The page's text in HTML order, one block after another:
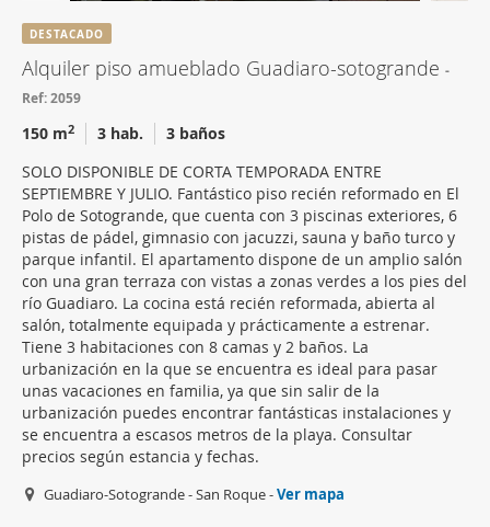
DESTACADO
Alquiler piso amueblado Guadiaro-sotogrande
Ref: 2059
150 m2 3 hab.
3 baños
SOLO DISPONIBLE DE CORTA TEMPORADA ENTRE
SEPTIEMBRE Y JULIO. Fantástico piso recién reformado en El
Polo de Sotogrande, que cuenta con 3 piscinas exteriores, 6
pistas de pádel, gimnasio con jacuzzi, sauna y baño turco y
parque infantil. El apartamento dispone de un amplio salón
con una gran terraza con vistas a zonas verdes a los pies del
río Guadiaro. La cocina está recién reformada, abierta al
salón, totalmente equipada y prácticamente a estrenar.
Tiene 3 habitaciones con 8 camas y 2 baños. La
urbanización en la que se encuentra es ideal para pasar
unas vacaciones en familia, ya que sin salir de la
urbanización puedes encontrar fantásticas instalaciones y
se encuentra a escasos metros de la playa. Consultar
precios según estancia y fechas.
Guadiaro-Sotogrande - San Roque -Ver mapa